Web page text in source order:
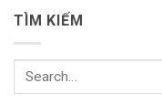
TÌM KIẾM